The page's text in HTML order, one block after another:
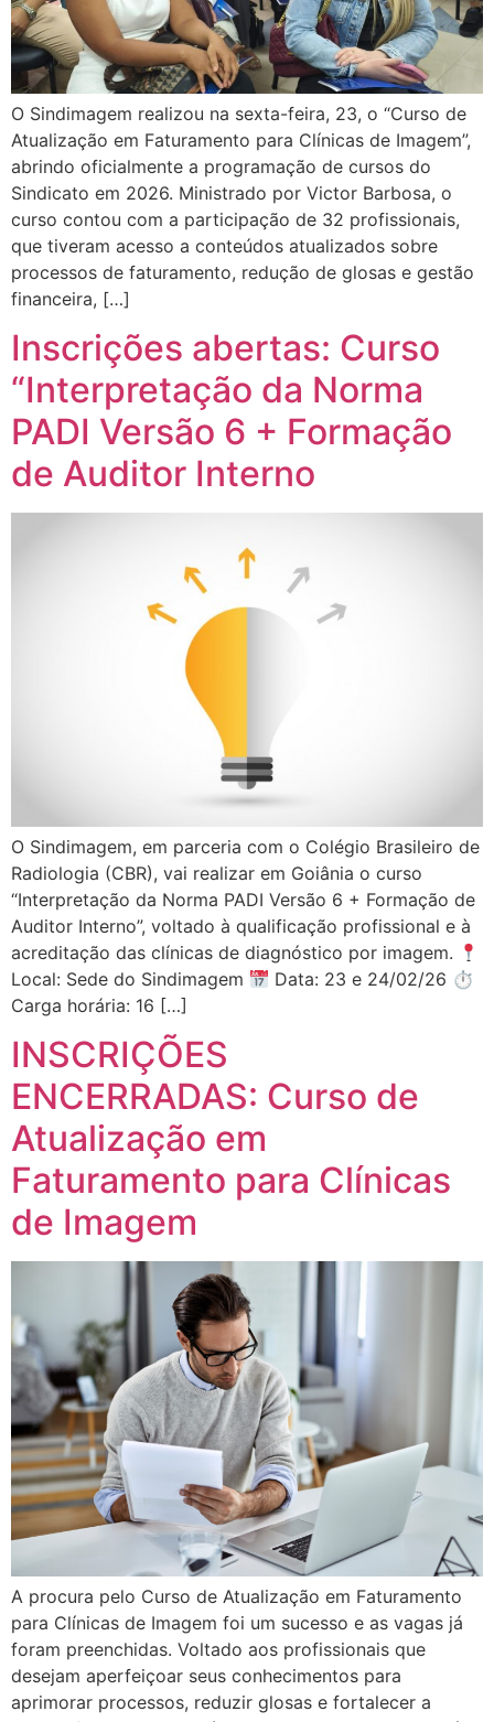
O Sindimagem realizou na sexta-feira, 23, o “Curso de
Atualização em Faturamento para Clínicas de Imagem”,
abrindo oficialmente a programação de cursos do
Sindicato em 2026. Ministrado por Victor Barbosa, o
curso contou com a participação de 32 profissionais,
que tiveram acesso a conteúdos atualizados sobre
processos de faturamento, redução de glosas e gestão
financeira, […]
Inscrições abertas: Curso
“Interpretação da Norma
PADI Versão 6 + Formação
de Auditor Interno
O Sindimagem, em parceria com o Colégio Brasileiro de
Radiologia (CBR), vai realizar em Goiânia o curso
“Interpretação da Norma PADI Versão 6 + Formação de
Auditor Interno”, voltado à qualificação profissional e à
acreditação das clínicas de diagnóstico por imagem.
Local: Sede do Sindimagem
Data: 23 e 24/02/26 ⏱
Carga horária: 16 […]
INSCRIÇÕES
ENCERRADAS: Curso de
Atualização em
Faturamento para Clínicas
de Imagem
A procura pelo Curso de Atualização em Faturamento
para Clínicas de Imagem foi um sucesso e as vagas já
foram preenchidas. Voltado aos profissionais que
desejam aperfeiçoar seus conhecimentos para
aprimorar processos, reduzir glosas e fortalecer a